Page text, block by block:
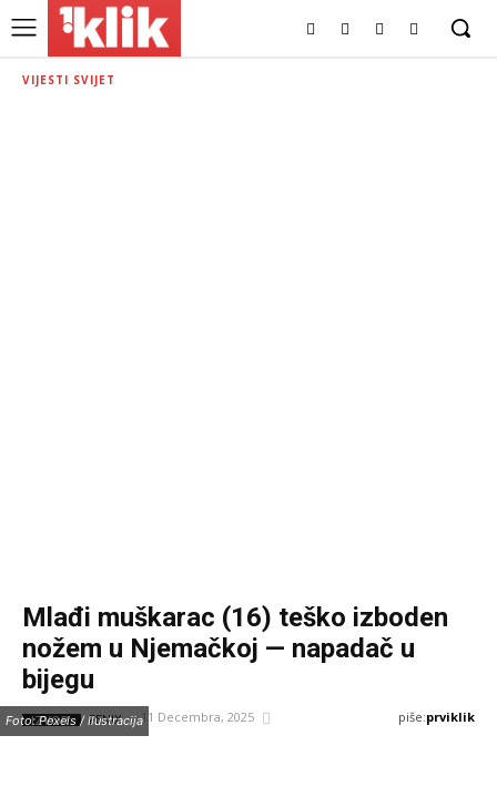
VIJESTI SVIJET
Mlađi muškarac (16) teško izboden
nožem u Njemačkoj — napadač u
bijegu
IZVOR: FENIX 11 Decembra, 2025 piše:prviklik
Foto: Pexels / Ilustracija